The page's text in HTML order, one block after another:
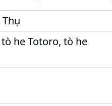
he Totoro, tò he